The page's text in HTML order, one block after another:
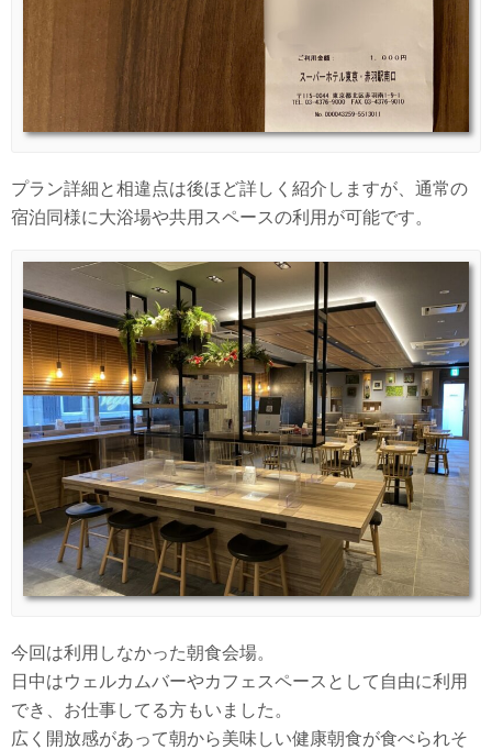
プラン詳細と相違点は後ほど詳しく紹介しますが、通常の
宿泊同様に大浴場や共用スペースの利用が可能です。
今回は利用しなかった朝食会場。
日中はウェルカムバーやカフェスペースとして自由に利用
でき、お仕事してる方もいました。
広く開放感があって朝から美味しい健康朝食が食べられそ